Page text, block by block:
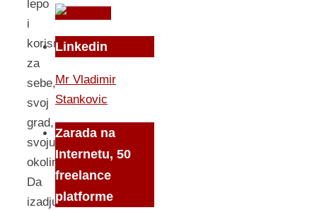
lepo
i
korisno
za
sebe,
svoj
grad,
svoju
okolinu.
Da
izadju
Linkedin
Mr Vladimir
Stankovic
Zarada na
Internetu, 50
freelance
platforme